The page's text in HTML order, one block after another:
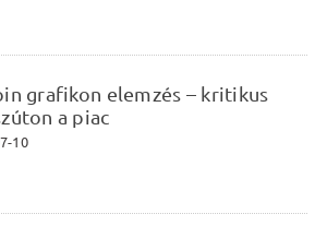
grafikon elemzés – kritikus
a piac
10